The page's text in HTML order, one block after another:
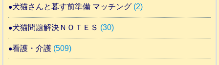
犬猫さんと暮す前準備 マッチング (2)
犬猫問題解決ＮＯＴＥＳ (30)
看護・介護 (509)